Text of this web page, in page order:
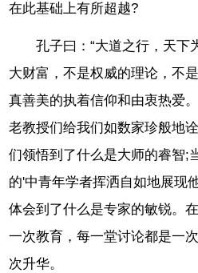
在此基础上有所超越?
孔子曰：“大道之行，天下
大财富，不是权威的理论，不
真善美的执着信仰和由衷热爱
老教授们给我们如数家珍般地
们领悟到了什么是大师的睿智;
的'中青年学者挥洒自如地展现
体会到了什么是专家的敏锐。
一次教育，每一堂讨论都是一
次升华。